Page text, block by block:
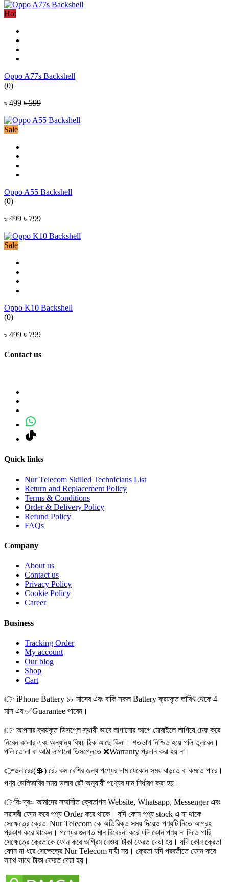
Hot
Oppo A77s Backshell
(0)
৳ 499 ৳ 599
Sale
Oppo A55 Backshell
(0)
৳ 499 ৳ 799
Sale
Oppo K10 Backshell
(0)
৳ 499 ৳ 799
Contact us
Quick links
Nur Telecom Skilled Technicians List
Return and Replacement Policy
Terms & Conditions
Order & Delivery Policy
Refund Policy
FAQs
Company
About us
Contact us
Privacy Policy
Cookie Policy
Career
Business
Tracking Order
My account
Our blog
Shop
Cart
👉 iPhone Battery ১৮ মাসের এবং বাকি সকল Battery ক্রয়কৃত তারিখ থেকে 4
মাস এর ✅Guarantee পাবেন।
👉 আপনার ক্রয়কৃত ডিসপ্লে স্থায়ী ভাবে লাগানোর আগে মোবাইলে লাগিয়ে চেক করে
নিবেন কালার এবং অন্যান্য বিষয় ঠিক আছে কিনা। শতভাগ নিশ্চিত হয়ে পলি তুলবেন।
পলি তোলা বা আঠা লাগানো ডিসপ্লেতে ❌Warranty প্রদান করা হয় না।
👉ডলারের(💲) রেট কম বেশির জন্য পণ্যের দাম যেকোন সময় বাড়তে বা কমতে পারে।
পণ্য ডেলিভারির সময় ডলার রেট অনুযায়ী পণ্যের দাম নির্ধারণ করা হয়।
👉বিঃ দ্রঃ- আমাদের সম্মানীত ক্রেতাগন Website, Whatsapp, Messenger এবং
সরাসরী ফোন করে পণ্য Order করে থাকে। যদি কোন পণ্য stock এ না থাকে
সেক্ষেত্রে ক্রেতা Nur Telecom কে অতিরিক্ত সময় দিয়েও পণ্যটি নিতে আগ্রহ
প্রকাশ করে থাকেন। পণ্যের গুনগত মান বিবেচনা করে যদি কোন পণ্য না দিতে পারি
সেক্ষেত্রে ক্রেতাকে ফোন করে অগ্রিম নেওয়া টাকা ফেরত দেয়া হয়। যদি কোন ক্রেতা
ফোন না ধরে সেক্ষেত্রে Nur Telecom দায়ী নয়। ক্রেতা যদি পরবর্তীতে ফোন করে
সাথে সাথে টাকা ফেরত দেয়া হয়।